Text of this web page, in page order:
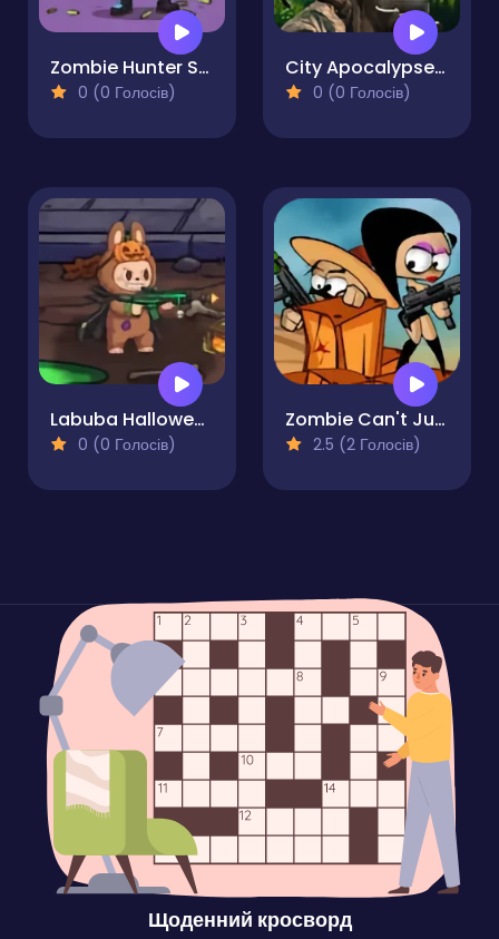
Zombie Hunter Survival
0 (0 Голосів)
City Apocalypse Zombies Invasion
0 (0 Голосів)
Labuba Halloween Infestation
0 (0 Голосів)
Zombie Can't Jump
2.5 (2 Голосів)
Щоденний кросворд